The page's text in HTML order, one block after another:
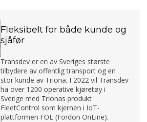
Fleksibelt for både kunde og
sjåfør
Transdev er en av Sveriges største
tilbydere av offentlig transport og en
stor kunde av Triona. I 2022 vil Transdev
ha over 1200 operative kjøretøy i
Sverige med Trionas produkt
FleetControl som kjernen i IoT-
plattformen FOL (Fordon OnLine).